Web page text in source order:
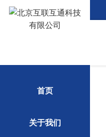
首页
关于我们